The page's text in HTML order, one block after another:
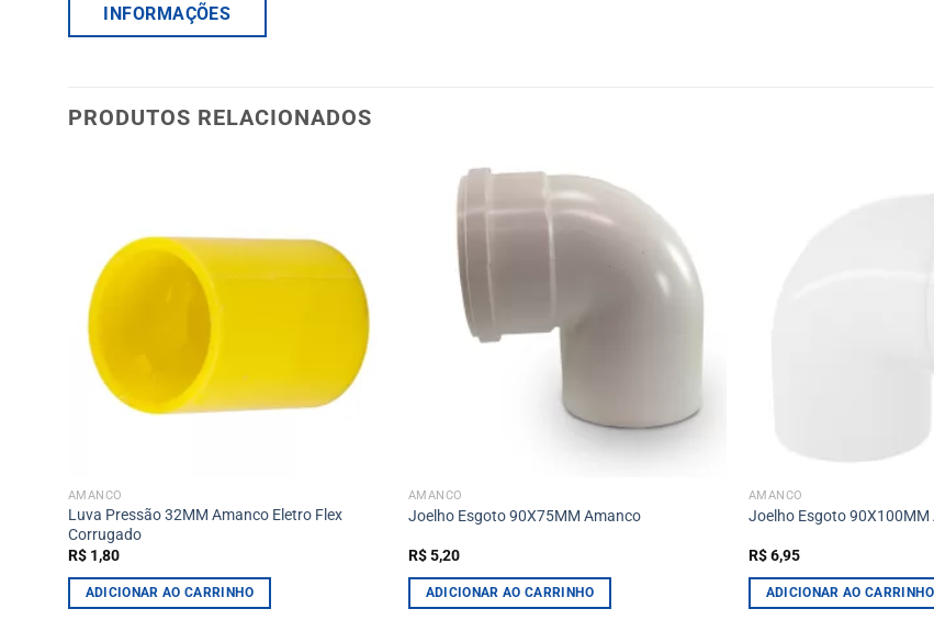
INFORMAÇÕES
PRODUTOS RELACIONADOS
AMANCO
Luva Pressão 32MM Amanco Eletro Flex
Corrugado
R$1,80
ADICIONAR AO CARRINHO
AMANCO
Joelho Esgoto 90X75MM Amanco
R$5,20
ADICIONAR AO CARRINHO
AMANCO
Joelho Esgoto 90X100MM
R$6,95
ADICIONAR AO CARRINHO